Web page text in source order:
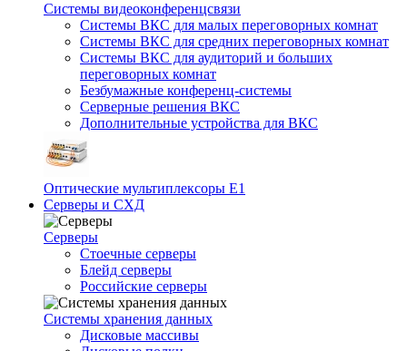
Системы видеоконференцсвязи
Системы ВКС для малых переговорных комнат
Системы ВКС для средних переговорных комнат
Системы ВКС для аудиторий и больших
переговорных комнат
Безбумажные конференц-системы
Серверные решения ВКС
Дополнительные устройства для ВКС
Оптические мультиплексоры Е1
Серверы и СХД
Серверы
Стоечные серверы
Блейд серверы
Российские серверы
Системы хранения данных
Дисковые массивы